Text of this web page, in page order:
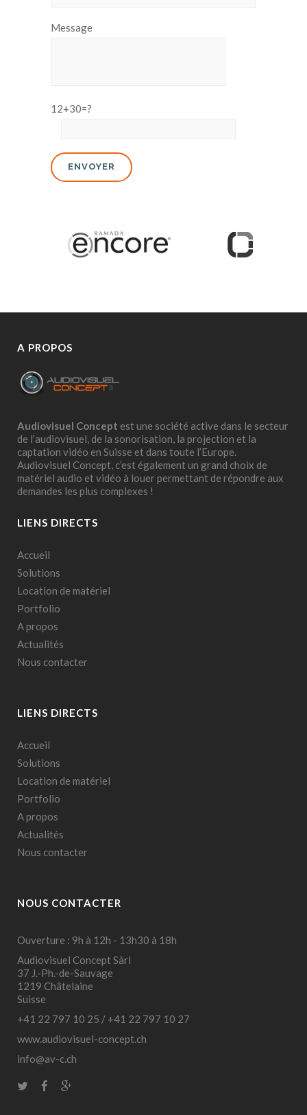
Message
12+30=?
A PROPOS
Audiovisuel Concept est une société active dans le secteur
de l’audiovisuel, de la sonorisation, la projection et la
captation vidéo en Suisse et dans toute l’Europe.
Audiovisuel Concept, c’est également un grand choix de
matériel audio et vidéo à louer permettant de répondre aux
demandes les plus complexes !
LIENS DIRECTS
Accueil
Solutions
Location de matériel
Portfolio
A propos
Actualités
Nous contacter
LIENS DIRECTS
Accueil
Solutions
Location de matériel
Portfolio
A propos
Actualités
Nous contacter
NOUS CONTACTER
Ouverture : 9h à 12h - 13h30 à 18h
Audiovisuel Concept Sàrl
37 J.-Ph.-de-Sauvage
1219 Châtelaine
Suisse
+41 22 797 10 25 / +41 22 797 10 27
www.audiovisuel-concept.ch
info@av-c.ch